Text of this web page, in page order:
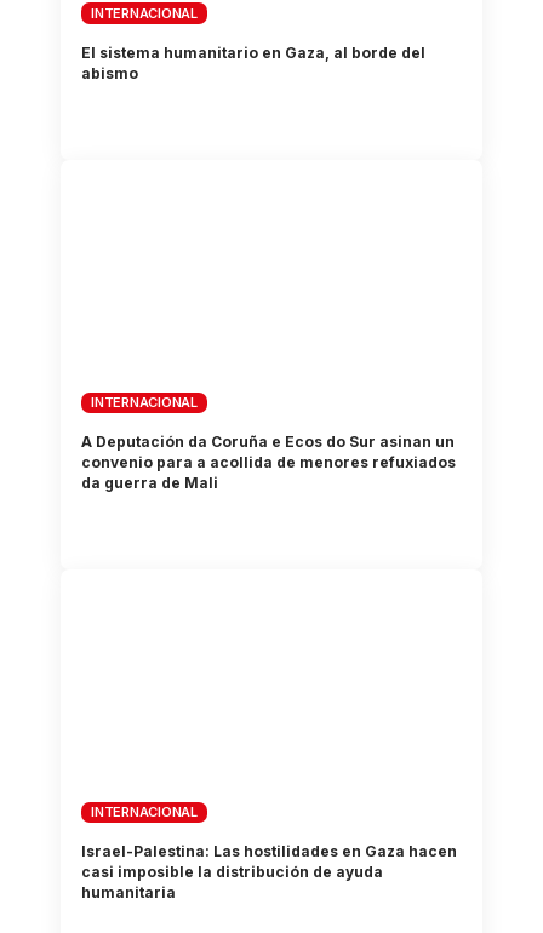
INTERNACIONAL
El sistema humanitario en Gaza, al borde del
abismo
INTERNACIONAL
A Deputación da Coruña e Ecos do Sur asinan un
convenio para a acollida de menores refuxiados
da guerra de Mali
INTERNACIONAL
Israel-Palestina: Las hostilidades en Gaza hacen
casi imposible la distribución de ayuda
humanitaria